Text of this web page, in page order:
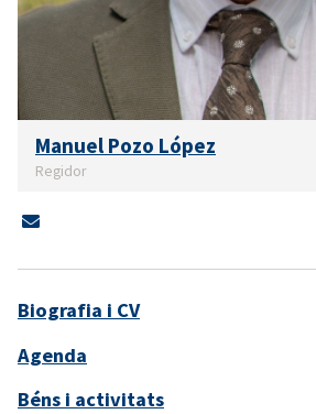
Manuel Pozo López
Regidor
Biografia i CV
Agenda
Béns i activitats